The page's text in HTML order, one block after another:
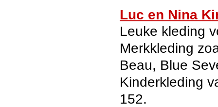
Luc en Nina
Leuke kleding
Merkkleding
Beau, Blue
Kinderkleding
152.